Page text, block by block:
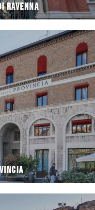
Ravenna
Zona del Silenzio, il
è uno dei complessi
Ravenna, frutto di secoli di